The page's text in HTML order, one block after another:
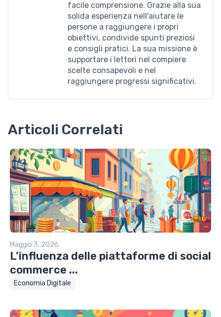
facile comprensione. Grazie alla sua
solida esperienza nell'aiutare le
persone a raggiungere i propri
obiettivi, condivide spunti preziosi
e consigli pratici. La sua missione è
supportare i lettori nel compiere
scelte consapevoli e nel
raggiungere progressi significativi.
Articoli Correlati
Maggio 3, 2026
L’influenza delle piattaforme di social
commerce ...
Economia Digitale